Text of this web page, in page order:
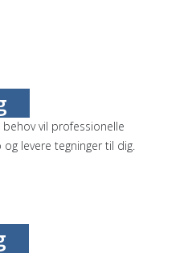
vil professionelle
levere tegninger til dig.